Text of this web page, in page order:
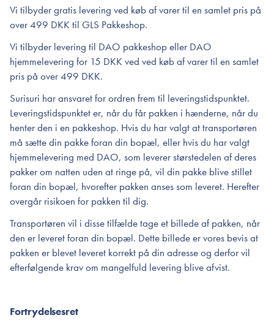
Vi tilbyder gratis levering ved køb af varer til en samlet pris på
over 499 DKK til GLS Pakkeshop.
Vi tilbyder levering til DAO pakkeshop eller DAO
hjemmelevering for 15 DKK ved ved køb af varer til en samlet
pris på over 499 DKK.
Surisuri har ansvaret for ordren frem til leveringstidspunktet.
Leveringstidspunktet er, når du får pakken i hænderne, når du
henter den i en pakkeshop. Hvis du har valgt at transportøren
må sætte din pakke foran din bopæl, eller hvis du har valgt
hjemmelevering med DAO, som leverer størstedelen af deres
pakker om natten uden at ringe på, vil din pakke blive stillet
foran din bopæl, hvorefter pakken anses som leveret. Herefter
overgår risikoen for pakken til dig.
Transportøren vil i disse tilfælde tage et billede af pakken, når
den er leveret foran din bopæl. Dette billede er vores bevis at
pakken er blevet leveret korrekt på din adresse og derfor vil
efterfølgende krav om mangelfuld levering blive afvist.
Fortrydelsesret